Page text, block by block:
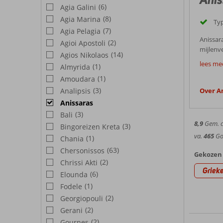
Agia Galini (6)
Agia Marina (8)
Agia Pelagia (7)
Agioi Apostoli (2)
Agios Nikolaos (14)
Almyrida (1)
Amoudara (1)
Analipsis (3)
Anissaras
Bali (3)
Bingoreizen Kreta (3)
Chania (1)
Chersonissos (63)
Chrissi Akti (2)
Elounda (6)
Fodele (1)
Georgiopouli (2)
Gerani (2)
geniet
toch
rustig
Op het
In de
de
naar
In dit
lees
Over
8,9Gem.
va. 465